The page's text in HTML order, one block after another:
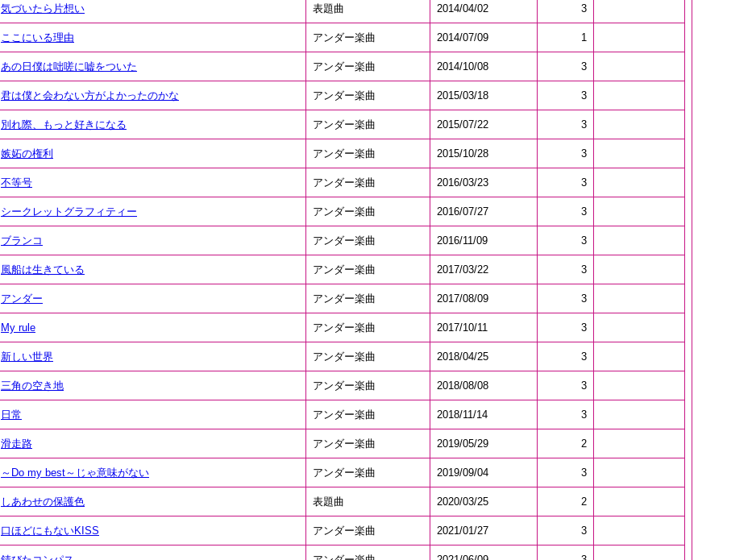
気づいたら片想い 表題曲 2014/04/02 3
ここにいる理由 アンダー楽曲 2014/07/09 1
あの日僕は咄嗟に嘘をついた アンダー楽曲 2014/10/08 3
君は僕と会わない方がよかったのかな アンダー楽曲 2015/03/18 3
別れ際、もっと好きになる アンダー楽曲 2015/07/22 3
嫉妬の権利 アンダー楽曲 2015/10/28 3
不等号 アンダー楽曲 2016/03/23 3
シークレットグラフィティー アンダー楽曲 2016/07/27 3
ブランコ アンダー楽曲 2016/11/09 3
風船は生きている アンダー楽曲 2017/03/22 3
アンダー アンダー楽曲 2017/08/09 3
My rule アンダー楽曲 2017/10/11 3
新しい世界 アンダー楽曲 2018/04/25 3
三角の空き地 アンダー楽曲 2018/08/08 3
日常 アンダー楽曲 2018/11/14 3
滑走路 アンダー楽曲 2019/05/29 2
～Do my best～じゃ意味がない アンダー楽曲 2019/09/04 3
しあわせの保護色 表題曲 2020/03/25 2
口ほどにもないKISS アンダー楽曲 2021/01/27 3